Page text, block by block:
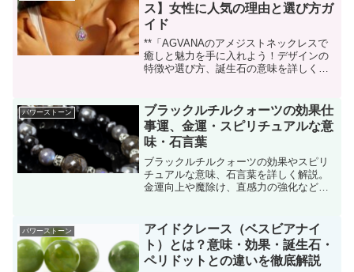
ス】女性に人気の理由と選び方ガ
イド
**「AGVANAのアメジストネックレスで
癒しと魅力を手に入れよう！デザインの
特徴や選び方、誕生石の意味を詳しく解
パワーストーン
ブラックルチルクォーツの効果仕
事運、金運・スピリチュアルな意
味・石言葉
ブラックルチルクォーツの効果やスピリ
チュアルな意味、石言葉を詳しく解説。
金運向上や魔除け、直感力の強化など、
パワーストーン
アイドクレース（ベスビアナイ
ト）とは？意味・効果・誕生石・
ペリドットとの違いを徹底解説